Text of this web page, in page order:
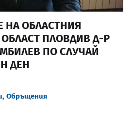
НА ОБЛАСТНИЯ
ПЛОВДИВ Д-Р
ПО СЛУЧАЙ
ДЕН
, Обръщения